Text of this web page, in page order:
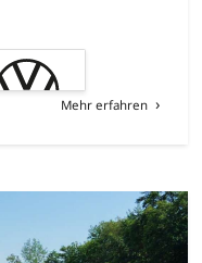
Mehr erfahren